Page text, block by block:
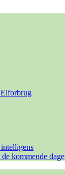
kommende dage